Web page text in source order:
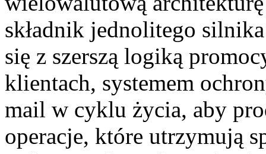
składnik jednolitego
się z szerszą logiką
klientach, systemem
mail w cyklu życia, aby
operacje, które utrzymują